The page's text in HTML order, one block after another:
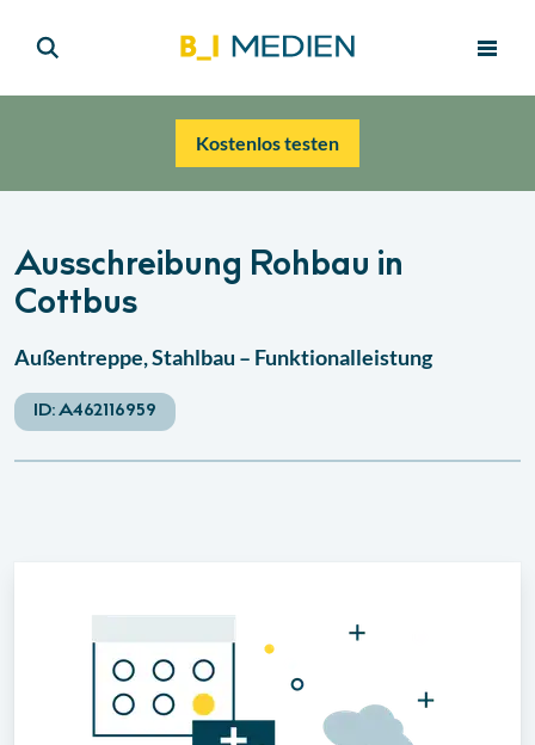
Kostenlos testen
Ausschreibung Rohbau in
Cottbus
Außentreppe, Stahlbau – Funktionalleistung
ID:A462116959